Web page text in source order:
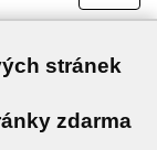
stránek
zdarma